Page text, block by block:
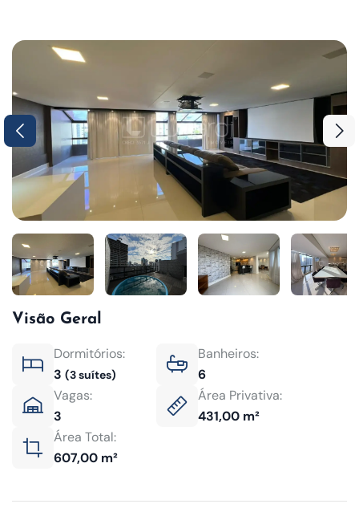
Visão Geral
Dormitórios:
3 (3 suítes)
Banheiros:
6
Vagas:
3
Área Privativa:
431,00 m²
Área Total:
607,00 m²